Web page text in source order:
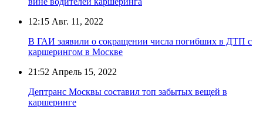
12:15 Авг. 11, 2022
В ГАИ заявили о сокращении числа погибших в ДТП с
каршерингом в Москве
21:52 Апрель 15, 2022
Дептранс Москвы составил топ забытых вещей в
каршеринге